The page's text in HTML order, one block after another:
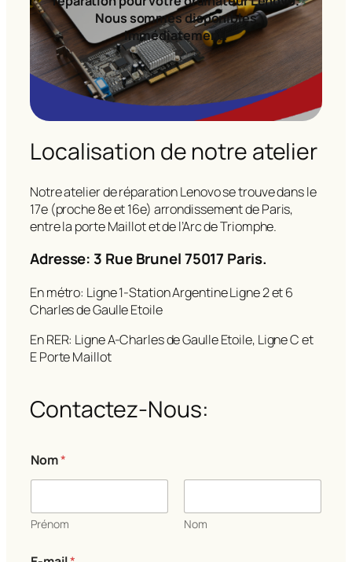
Nous sommes disponibles
immédiatement!
Localisation de notre atelier
Notre atelier de réparation Lenovo se trouve dans le
17e (proche 8e et 16e) arrondissement de Paris,
entre la porte Maillot et de l’Arc de Triomphe.
Adresse: 3 Rue Brunel 75017 Paris.
En métro: Ligne 1-Station Argentine Ligne 2 et 6
Charles de Gaulle Etoile
En RER: Ligne A-Charles de Gaulle Etoile, Ligne C et
E Porte Maillot
Contactez-Nous:
u
N
m
*
Nom*
Prénom Nom